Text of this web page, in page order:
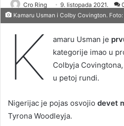
Cro Ring 9. listopada 2021.
Kamaru Usman i Colby Covington.
K amaru Usman je
kategorije imao u
Colbyja
u petoj rundi.
Nigerijac je pojas osvojio devet
Tyrona Woodleyja.